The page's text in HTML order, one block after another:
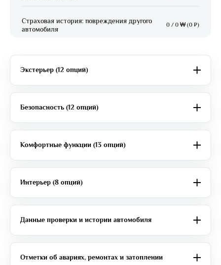
Страховая история: повреждения другого
автомобиля
0 / 0 ₩ (0 ₽)
Экстерьер (12 опций)
Безопасность (12 опций)
Комфортные функции (13 опций)
Интерьер (8 опций)
Данные проверки и истории автомобиля
Отметки об авариях, ремонтах и затоплении